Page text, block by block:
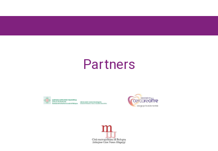
Partners